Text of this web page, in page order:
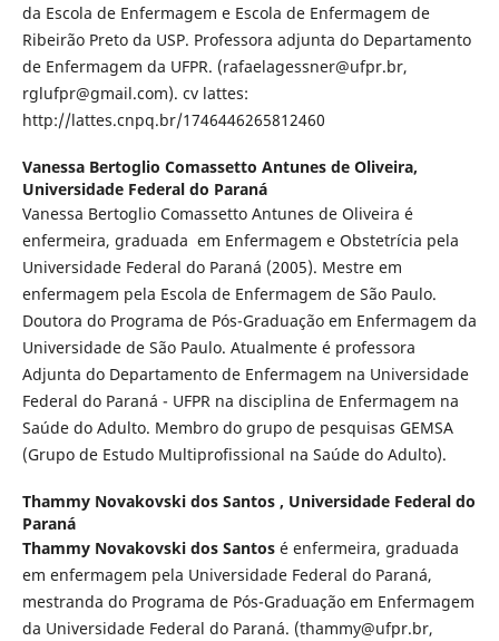
da Escola de Enfermagem e Escola de Enfermagem de
Ribeirão Preto da USP. Professora adjunta do Departamento
de Enfermagem da UFPR. (rafaelagessner@ufpr.br,
rglufpr@gmail.com). cv lattes:
http://lattes.cnpq.br/1746446265812460
Vanessa Bertoglio Comassetto Antunes de Oliveira,
Universidade Federal do Paraná
Vanessa Bertoglio Comassetto Antunes de Oliveira é
enfermeira, graduada em Enfermagem e Obstetrícia pela
Universidade Federal do Paraná (2005). Mestre em
enfermagem pela Escola de Enfermagem de São Paulo.
Doutora do Programa de Pós-Graduação em Enfermagem da
Universidade de São Paulo. Atualmente é professora
Adjunta do Departamento de Enfermagem na Universidade
Federal do Paraná - UFPR na disciplina de Enfermagem na
Saúde do Adulto. Membro do grupo de pesquisas GEMSA
(Grupo de Estudo Multiprofissional na Saúde do Adulto).
Thammy Novakovski dos Santos , Universidade Federal do
Paraná
Thammy Novakovski dos Santosé enfermeira, graduada
em enfermagem pela Universidade Federal do Paraná,
mestranda do Programa de Pós-Graduação em Enfermagem
da Universidade Federal do Paraná. (thammy@ufpr.br,